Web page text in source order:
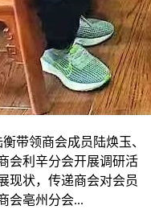
带领商会成员陆焕玉、
会利辛分会开展调研活
现状，传递商会对会员
会亳州分会...